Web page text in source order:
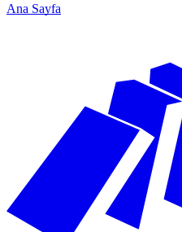
Ana Sayfa